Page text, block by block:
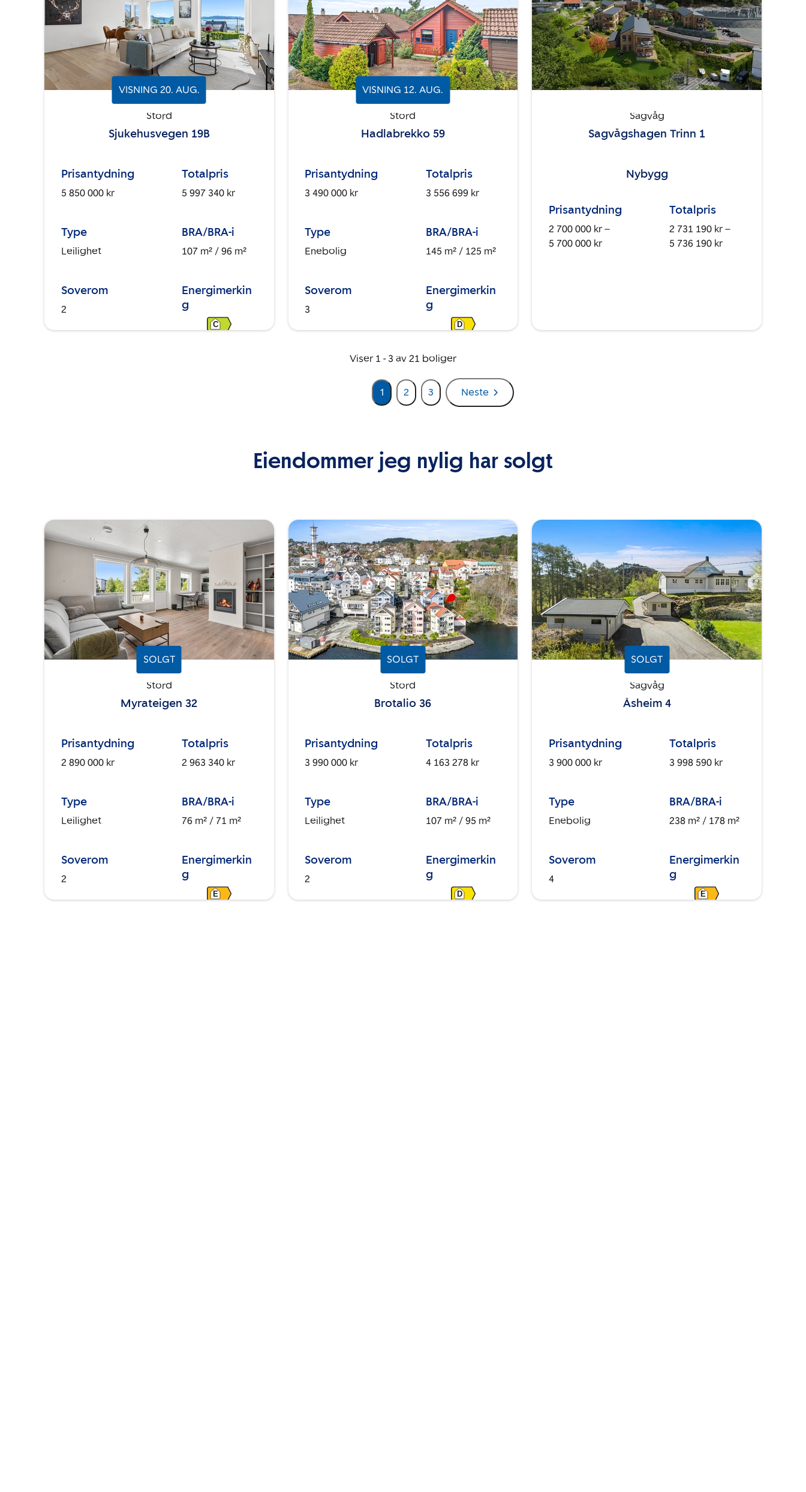
VISNING 20. AUG.
Stord
Sjukehusvegen 19B
Prisantydning
5 850 000 kr
Totalpris
5 997 340 kr
Type
Leilighet
BRA/BRA-i
107 m² / 96 m²
Soverom
2
Energimerkin
g
C
VISNING 12.AUG.
Stord
Hadlabrekko 59
Prisantydning
3 490 000 kr
Totalpris
3 556 699 kr
Type
Enebolig
BRA/BRA-i
145 m² / 125 m²
Soverom
3
Energimerkin
g
D
Sagvåg
Sagvågshagen Trinn 1
Nybygg
Prisantydning
2 700 000 kr –
5 700 000 kr
Totalpris
2 731 190 kr –
5 736 190 kr
Viser 1 - 3 av 21 boliger
1 2 3 Neste
Eiendommer jeg nylig har solgt
SOLGT
Stord
Myrateigen 32
Prisantydning
2 890 000 kr
Totalpris
2 963 340 kr
Type
Leilighet
BRA/BRA-i
76 m² / 71 m²
Soverom
2
Energimerkin
g
E
SOLGT
Stord
Brotalio 36
Prisantydning
3 990 000 kr
Totalpris
4 163 278 kr
Type
Leilighet
BRA/BRA-i
107 m² / 95 m²
Soverom
2
Energimerkin
g
D
SOLGT
Sagvåg
Åsheim 4
Prisantydning
3 900 000 kr
Totalpris
3 998 590 kr
Type
Enebolig
BRA/BRA-i
238 m² / 178 m²
Soverom
4
Energimerkin
g
E